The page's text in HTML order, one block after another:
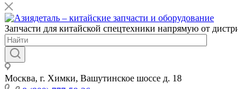
Запчасти для китайской спецтехники напрямую от
Москва, г. Химки, Вашутинское шоссе д. 18